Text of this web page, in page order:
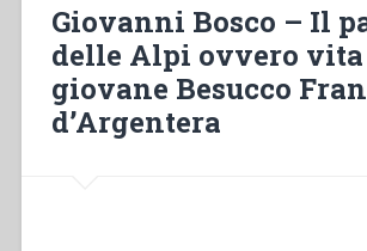
Giovanni Bosco – Il
delle Alpi ovvero
giovane Besucco
d’Argentera